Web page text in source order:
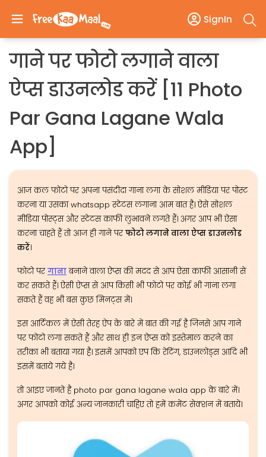
SignIn
गाने पर फोटो लगाने वाला
ऐप्स डाउनलोड करें [11 Photo
Par Gana Lagane Wala
App]
आज कल फोटो पर अपना पसंदीदा गाना लगा के सोशल मीडिया पर पोस्ट
करना या उसका whatsapp स्टेटस लगाना आम बात है। ऐसे सोशल
मीडिया पोस्ट्स और स्टेटस काफी लुभावने लगते हैं। अगर आप भी ऐसा
करना चाहते हैं तो आज ही गाने परफोटो लगाने वाला ऐप्स डाउनलोड
करें।
फोटो परगानाबनाने वाला ऐप्स की मदद से आप ऐसा काफी आसानी से
कर सकते हैं। ऐसी ऐप्स से आप किसी भी फोटो पर कोई भी गाना लगा
सकते हैं वह भी बस कुछ मिनट्स में।
इस आर्टिकल में ऐसी तेरह ऐप के बारे में बात की गई है जिनसे आप गाने
पर फोटो लगा सकते हैं और साथ ही इन ऐप्स को इस्तेमाल करने का
तरीका भी बताया गया है। इसमें आपको एप कि रेटिंग, डाउनलोड्स आदि भी
इसमें बताये गये है।
तो आइए जानते है photo par gana lagane wala app के बारे में।
अगर आपको कोई अन्य जानकारी चाहिए तो हमें कमेंट सेक्शन में बताये।